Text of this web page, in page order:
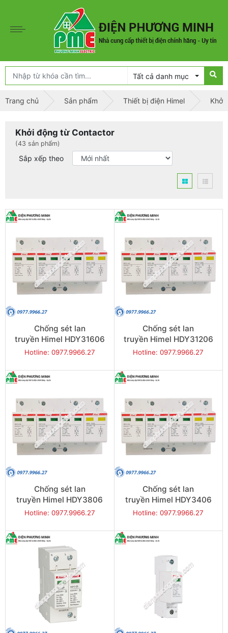
Tất cả danh mục
Trang chủ Sản phẩm Thiết bị điện Himel Khởi
Khởi động từ Contactor
(43 sản phẩm)
Sắp xếp theo
Chống sét lan
truyền Himel HDY31606
3P+N 160kA 385V
Hotline: 0977.9966.27
Chống sét lan
truyền Himel HDY31206
3P+N 120kA 385V
Hotline: 0977.9966.27
Chống sét lan
truyền Himel HDY3806
3P+N 80kA 385V
Hotline: 0977.9966.27
Chống sét lan
truyền Himel HDY3406
3P+N 40kA 385V
Hotline: 0977.9966.27